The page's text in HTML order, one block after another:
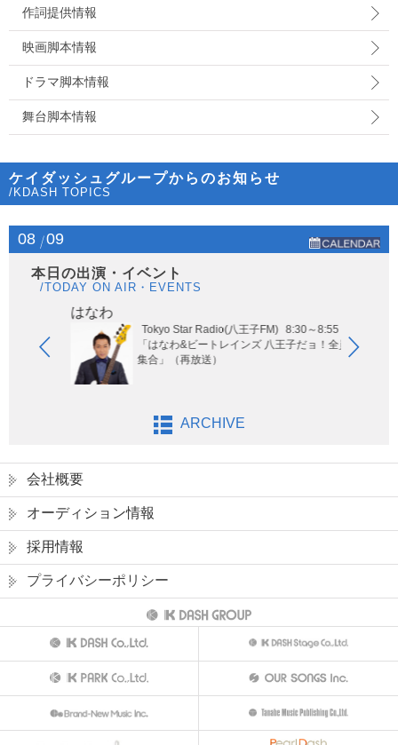
作詞提供情報
映画脚本情報
ドラマ脚本情報
舞台脚本情報
ケイダッシュグループからのお知らせ
/KDASH TOPICS
08 09
本日の出演・イベント
/TODAY ON AIR・EVENTS
はなわ
Tokyo Star Radio(八王子FM) 8:30～8:55
「はなわ&ビートレインズ 八王子だョ！全員
集合」（再放送）
ARCHIVE
会社概要
オーディション情報
採用情報
プライバシーポリシー